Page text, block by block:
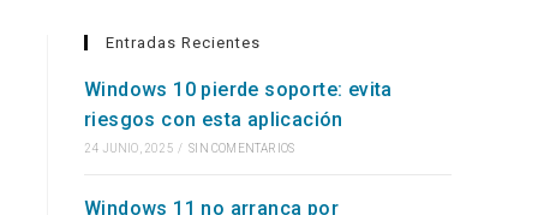
Entradas Recientes
Windows 10 pierde soporte: evita
riesgos con esta aplicación
24 JUNIO, 2025 / SIN COMENTARIOS
Windows 11 no arranca por